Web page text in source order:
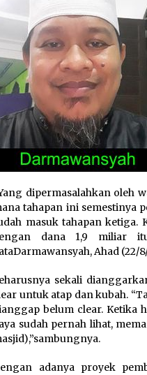
dipermasalahkan oleh
tahapan ini semestinya
masuk tahapan ketiga.
dana 1,9 miliar
Ahad (22/
sekali
untuk atap dan kubah.
belum clear. Ketika
sudah pernah lihat,
adanya proyek